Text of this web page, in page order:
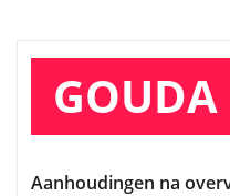
Aanhoudingen na